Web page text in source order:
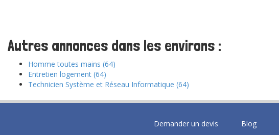
Autres annonces dans les environs :
Homme toutes mains (64)
Entretien logement (64)
Technicien Système et Réseau Informatique (64)
Demander un devis Blog